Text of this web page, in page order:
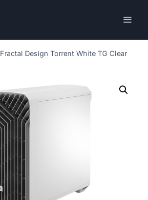
Fractal Design Torrent White TG Clear